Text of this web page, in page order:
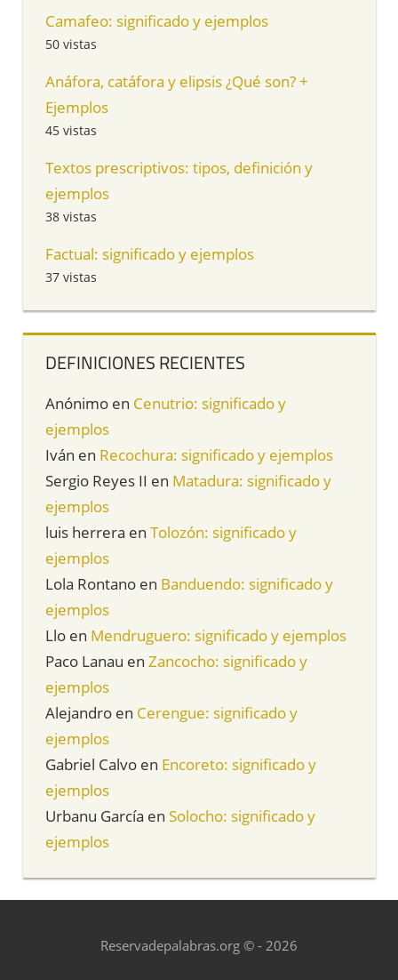
Camafeo: significado y ejemplos
50 vistas
Anáfora, catáfora y elipsis ¿Qué son? +
Ejemplos
45 vistas
Textos prescriptivos: tipos, definición y
ejemplos
38 vistas
Factual: significado y ejemplos
37 vistas
DEFINICIONES RECIENTES
Anónimo en Cenutrio: significado y
ejemplos
Iván en Recochura: significado y ejemplos
Sergio Reyes II en Matadura: significado y
ejemplos
luis herrera en Tolozón: significado y
ejemplos
Lola Rontano en Banduendo: significado y
ejemplos
Llo en Mendruguero: significado y ejemplos
Paco Lanau en Zancocho: significado y
ejemplos
Alejandro en Cerengue: significado y
ejemplos
Gabriel Calvo en Encoreto: significado y
ejemplos
Urbanu García en Solocho: significado y
ejemplos
Reservadepalabras.org © - 2026